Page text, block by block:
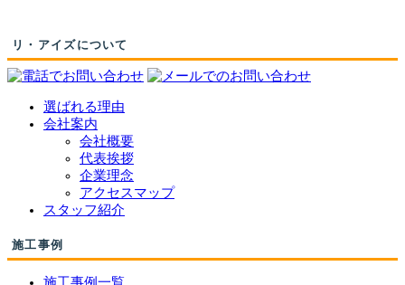
リ・アイズについて
選ばれる理由
会社案内
会社概要
代表挨拶
企業理念
アクセスマップ
スタッフ紹介
施工事例